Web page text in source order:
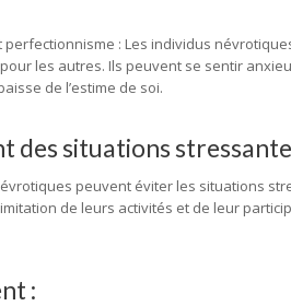
perfectionnisme : Les individus
les autres. Ils peuvent se sentir
de l’estime de soi.
des situations
peuvent éviter les situations
de leurs activités et de leur
: